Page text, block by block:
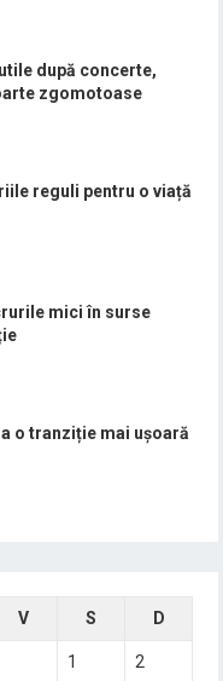
după concerte,
zgomotoase
reguli pentru o viață
mici în surse
o tranziție mai ușoară
V S D
1 2